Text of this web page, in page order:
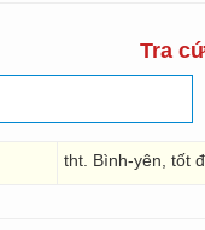
Tra
tht. Bình-yên, tốt